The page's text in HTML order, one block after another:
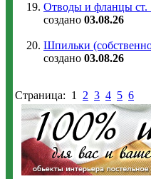
Отводы и фланцы
создано 03.08.26
Шпильки
создано 03.08.26
Страница: 1 2 3 4 5 6